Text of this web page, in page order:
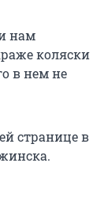
нам
коляски
в нем не
странице в